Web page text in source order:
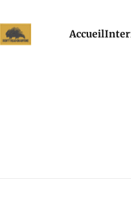
Accueil